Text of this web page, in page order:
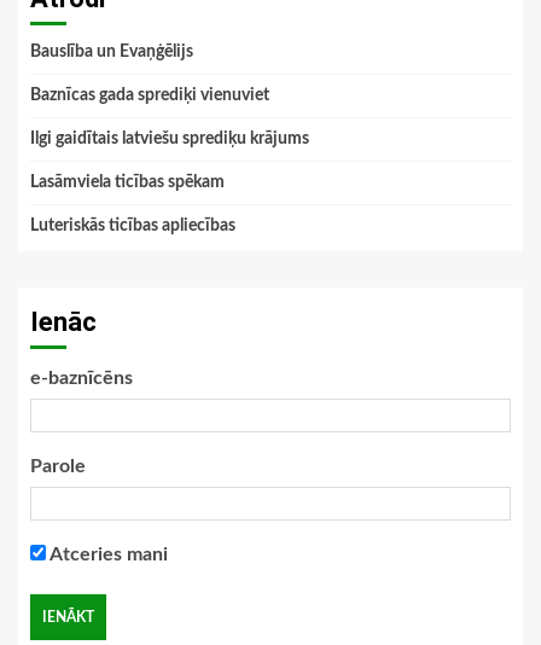
Bauslība un Evaņģēlijs
Baznīcas gada sprediķi vienuviet
Ilgi gaidītais latviešu sprediķu krājums
Lasāmviela ticības spēkam
Luteriskās ticības apliecības
Ienāc
e-baznīcēns
Parole
Atceries mani